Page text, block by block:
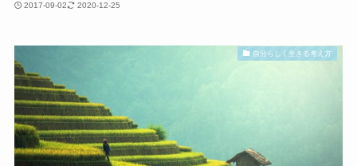
2017-09-02 2020-12-25
自分らしく生きる考え方